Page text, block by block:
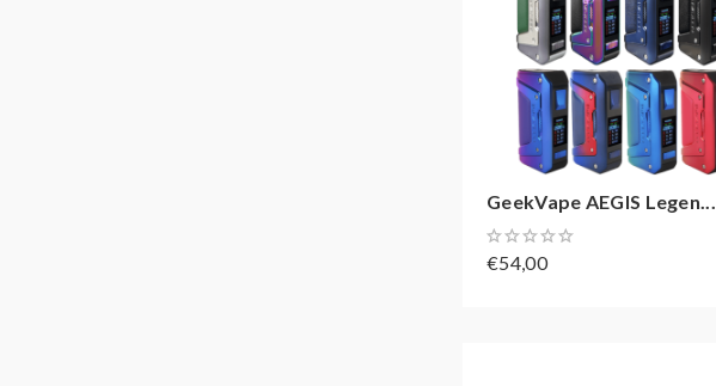
GeekVape AEGIS Legen...
€54,00